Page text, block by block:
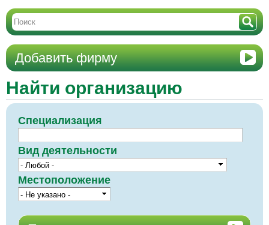
Добавить фирму
Найти организацию
Специализация
Вид деятельности
Местоположение